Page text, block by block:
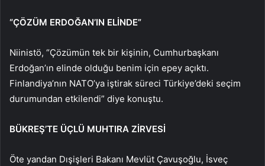
“ÇÖZÜM ERDOĞAN’IN ELİNDE”
Niinistö, “Çözümün tek bir kişinin, Cumhurbaşkanı
Erdoğan’ın elinde olduğu benim için epey açıktı.
Finlandiya’nın NATO’ya iştirak süreci Türkiye’deki seçim
durumundan etkilendi” diye konuştu.
BÜKREŞ’TE ÜÇLÜ MUHTIRA ZİRVESİ
Öte yandan Dışişleri Bakanı Mevlüt Çavuşoğlu, İsveç